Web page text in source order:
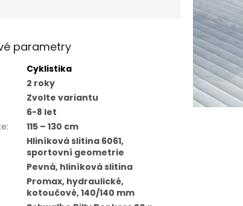
parametry
Cyklistika
2 roky
Zvolte variantu
6-8 let
:
115 – 130 cm
Hliníková slitina 6061,
sportovní geometrie
Pevná, hliníková slitina
Promax, hydraulické,
kotoučové, 140/140 mm